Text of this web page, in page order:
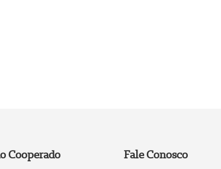
Cooperado Fale Conosco